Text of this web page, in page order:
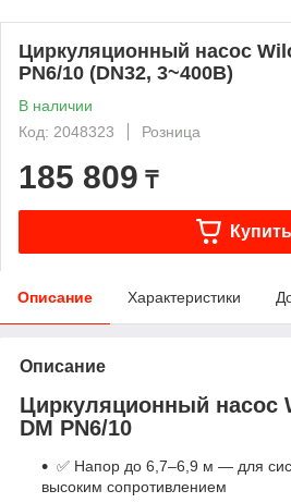
Циркуляционный насос
PN6/10 (DN32, 3~400В)
В наличии
Код: 2048323
Розница
185 809 ₸
Купить
Описание Характеристики
Описание
Циркуляционный насос
DM PN6/10
✅ Напор до 6,7–6,9 м — для
высоким сопротивлением